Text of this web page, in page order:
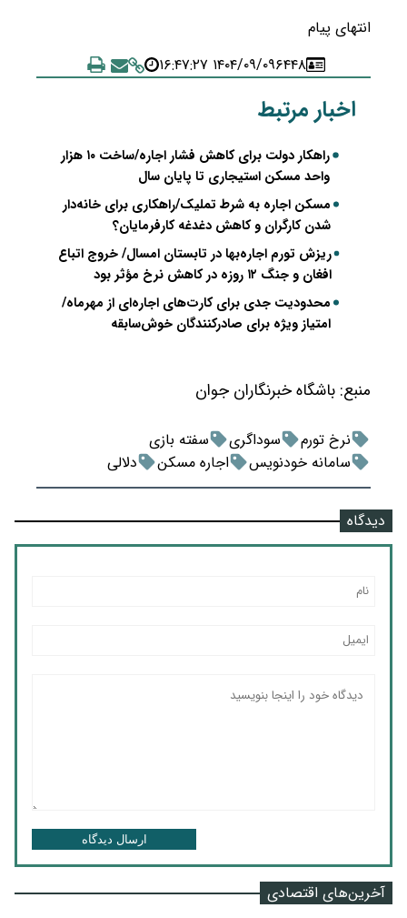
انتهای پیام
۶۴۴۸۱۴۰۴/۰۹/۰۹ ۱۶:۴۷:۲۷
اخبار مرتبط
راهکار دولت برای کاهش فشار اجاره/ساخت ۱۰ هزار
واحد مسکن استیجاری تا پایان سال
مسکن اجاره به شرط تملیک/راهکاری برای خانه‌دار
شدن کارگران و کاهش دغدغه کارفرمایان؟
ریزش تورم اجاره‌بها در تابستان امسال/ خروج اتباع
افغان و جنگ ۱۲ روزه در کاهش نرخ مؤثر بود
محدودیت جدی برای کارت‌های اجاره‌ای از مهرماه/
امتیاز ویژه برای صادرکنندگان خوش‌سابقه
منبع: باشگاه خبرنگاران جوان
نرخ تورم سوداگری
سفته بازی
سامانه خودنویس
اجاره مسکن دلالی
دیدگاه
ارسال دیدگاه
آخرین‌های اقتصادی